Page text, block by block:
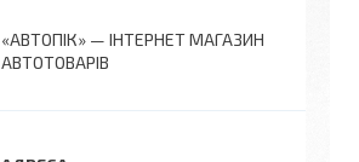
«АВТОПІК» — ІНТЕРНЕТ МАГАЗИН
АВТОТОВАРІВ